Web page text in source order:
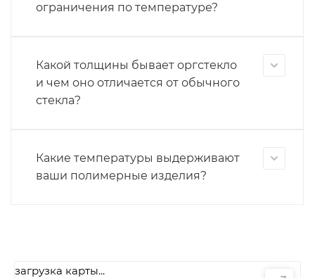
ограничения по температуре?
Какой толщины бывает оргстекло
и чем оно отличается от обычного
стекла?
Какие температуры выдерживают
ваши полимерные изделия?
загрузка карты...